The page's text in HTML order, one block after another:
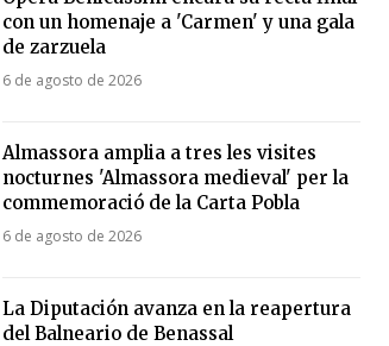
con un homenaje a 'Carmen' y una gala
de zarzuela
6 de agosto de 2026
Almassora amplia a tres les visites
nocturnes 'Almassora medieval' per la
commemoració de la Carta Pobla
6 de agosto de 2026
La Diputación avanza en la reapertura
del Balneario de Benassal